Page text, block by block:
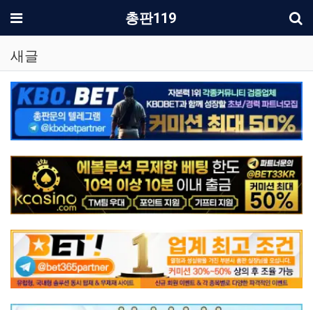
메뉴 총판119
새글